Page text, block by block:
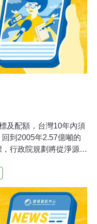
及配額，台灣10年內須
到2005年2.57億噸的
行政院規劃將從淨源、
案抵換碳權等方向，多
次是境外碳權購買，預
分，將透過提高低碳如
率，預料將有利能源三